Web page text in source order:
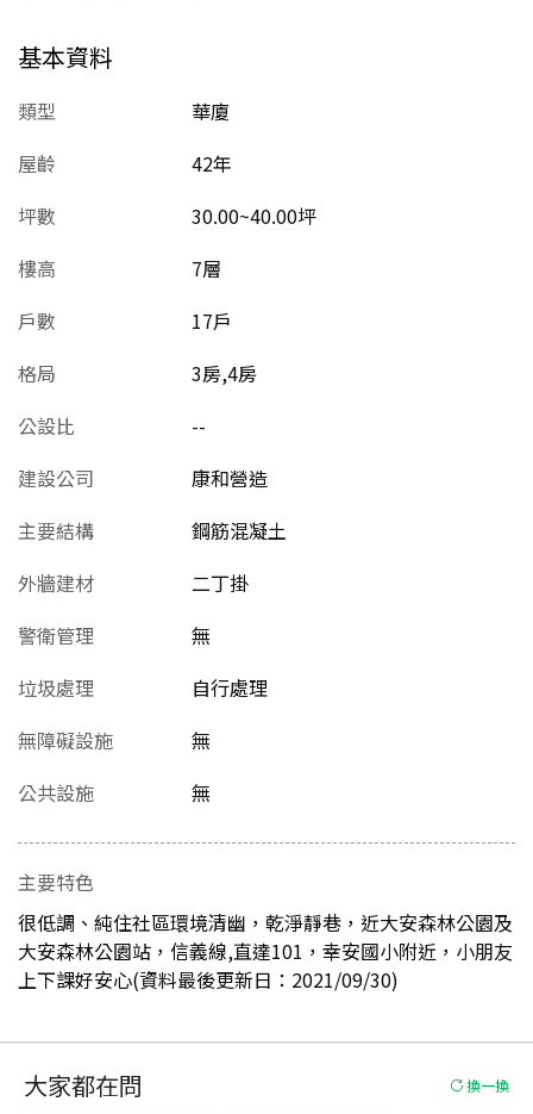
基本資料
類型
華廈
屋齡
42年
坪數
30.00~40.00坪
樓高
7層
戶數
17戶
格局
3房,4房
公設比
--
建設公司
康和營造
主要結構
鋼筋混凝土
外牆建材
二丁掛
警衛管理
無
垃圾處理
自行處理
無障礙設施
無
公共設施
無
主要特色
很低調、純住社區環境清幽，乾淨靜巷，近大安森林公園及
大安森林公園站，信義線,直達101，幸安國小附近，小朋友
上下課好安心(資料最後更新日：2021/09/30)
大家都在問 換一換